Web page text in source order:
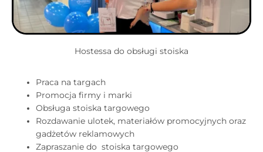
Hostessa do obsługi stoiska
Praca na targach
Promocja firmy i marki
Obsługa stoiska targowego
Rozdawanie ulotek, materiałów promocyjnych oraz
gadżetów reklamowych
Zapraszanie do stoiska targowego